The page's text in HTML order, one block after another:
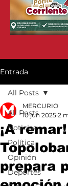
Entrada
All Posts
Noticias
Política
Opinión
Deportes
All Posts
¡A remar!
prepara
MERCURIO
10 jun 2025 2